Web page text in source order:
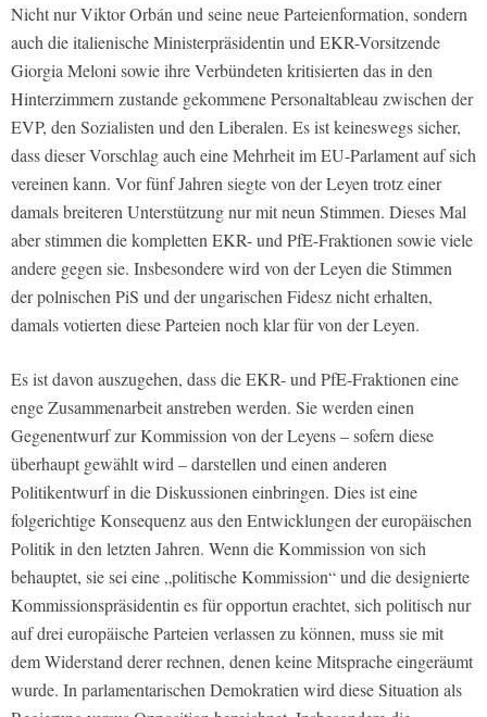
Nicht nur Viktor Orbán und seine neue Parteienformation, sondern
auch die italienische Ministerpräsidentin und EKR-Vorsitzende
Giorgia Meloni sowie ihre Verbündeten kritisierten das in den
Hinterzimmern zustande gekommene Personaltableau zwischen der
EVP, den Sozialisten und den Liberalen. Es ist keineswegs sicher,
dass dieser Vorschlag auch eine Mehrheit im EU-Parlament auf sich
vereinen kann. Vor fünf Jahren siegte von der Leyen trotz einer
damals breiteren Unterstützung nur mit neun Stimmen. Dieses Mal
aber stimmen die kompletten EKR- und PfE-Fraktionen sowie viele
andere gegen sie. Insbesondere wird von der Leyen die Stimmen
der polnischen PiS und der ungarischen Fidesz nicht erhalten,
damals votierten diese Parteien noch klar für von der Leyen.
Es ist davon auszugehen, dass die EKR- und PfE-Fraktionen eine
enge Zusammenarbeit anstreben werden. Sie werden einen
Gegenentwurf zur Kommission von der Leyens – sofern diese
überhaupt gewählt wird – darstellen und einen anderen
Politikentwurf in die Diskussionen einbringen. Dies ist eine
folgerichtige Konsequenz aus den Entwicklungen der europäischen
Politik in den letzten Jahren. Wenn die Kommission von sich
behauptet, sie sei eine „politische Kommission“ und die designierte
Kommissionspräsidentin es für opportun erachtet, sich politisch nur
auf drei europäische Parteien verlassen zu können, muss sie mit
dem Widerstand derer rechnen, denen keine Mitsprache eingeräumt
wurde. In parlamentarischen Demokratien wird diese Situation als